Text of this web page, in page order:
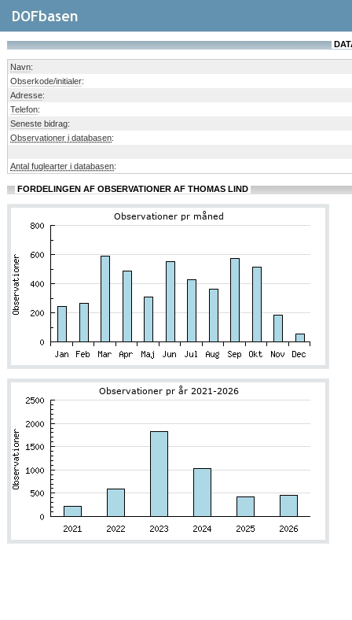
Navn:
Obserkode/initialer:
Adresse:
Telefon:
Seneste bidrag:
Observationer i databasen:
Antal fuglearter i databasen:
FORDELINGEN AF OBSERVATIONER AF THOMAS LIND